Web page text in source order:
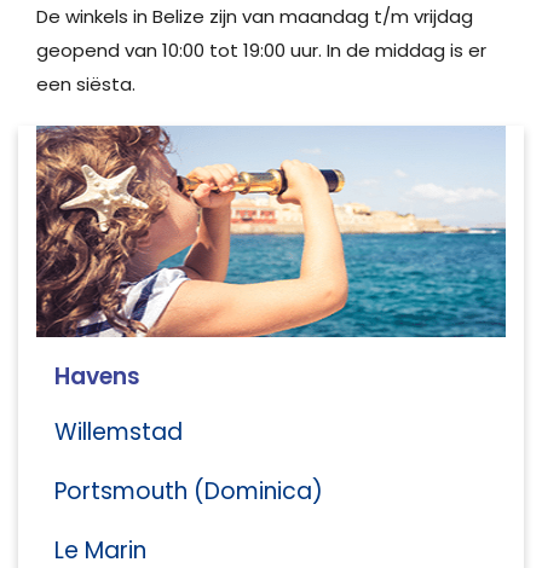
De winkels in Belize zijn van maandag t/m vrijdag
geopend van 10:00 tot 19:00 uur. In de middag is er
een siësta.
Havens
Willemstad
Portsmouth (Dominica)
Le Marin